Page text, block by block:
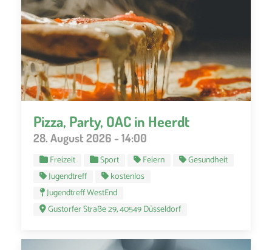
Pizza, Party, OAC in Heerdt
28. August 2026 - 14:00
Freizeit Sport Feiern
Gesundheit
Jugendtreff
kostenlos
Jugendtreff WestEnd
Gustorfer Straße 29, 40549 Düsseldorf